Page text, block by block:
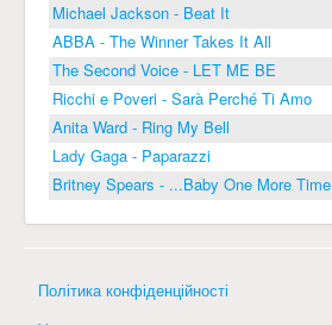
Michael Jackson - Beat It
ABBA - The Winner Takes It All
The Second Voice - LET ME BE
Ricchi e Poveri - Sarà Perché Ti Amo
Anita Ward - Ring My Bell
Lady Gaga - Paparazzi
Britney Spears - ...Baby One More Time
Політика конфіденційності